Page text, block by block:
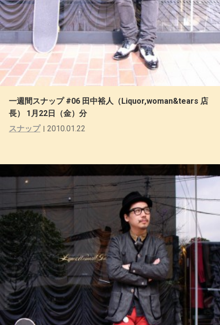
一週間スナップ #06 田中裕人（Liquor,woman&tears 店
長） 1月22日（金）分
スナップ
2010.01.22